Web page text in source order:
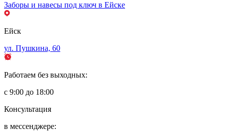
Заборы и навесы под ключ в Ейске
Ейск
ул. Пушкина, 60
Работаем без выходных:
с 9:00 до 18:00
Консультация
в мессенджере: